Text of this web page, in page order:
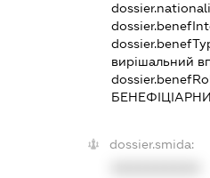
вирішальний
dossier.smida: